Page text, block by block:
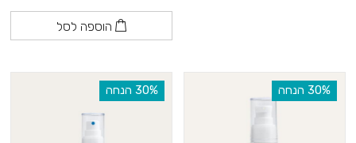
הוספה לסל
‫30% הנחה ‫30% הנחה